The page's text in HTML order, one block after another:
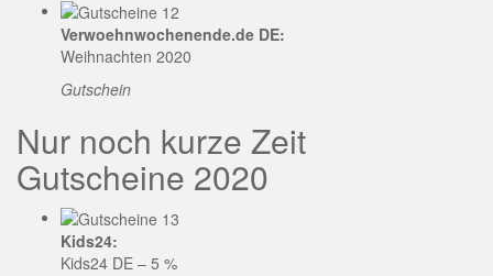
Verwoehnwochenende.de DE:
Weihnachten 2020
Gutschein
Nur noch kurze Zeit
Gutscheine 2020
Kids24:
Kids24 DE – 5 %